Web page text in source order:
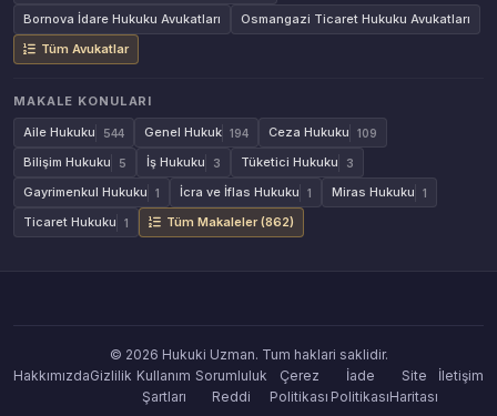
Bornova İdare Hukuku Avukatları
Osmangazi Ticaret Hukuku Avukatları
Tüm Avukatlar
MAKALE KONULARI
Aile Hukuku
544 Genel Hukuk 194 Ceza Hukuku 109
Bilişim Hukuku 5 İş Hukuku 3 Tüketici Hukuku 3
Gayrimenkul Hukuku 1 İcra ve İflas Hukuku 1 Miras Hukuku 1
Ticaret Hukuku 1 Tüm Makaleler (862)
© 2026 Hukuki Uzman. Tum haklari saklidir.
HakkımızdaGizlilik Kullanım
Şartları
Sorumluluk
Reddi
Çerez
Politikası
İade
Politikası
Site
Haritası
İletişim